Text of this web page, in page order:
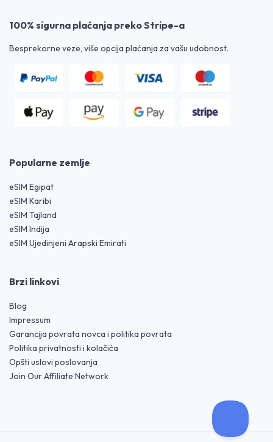
100% sigurna plaćanja preko Stripe-a
Besprekorne veze, više opcija plaćanja za vašu udobnost.
Popularne zemlje
eSIM Egipat
eSIM Karibi
eSIM Tajland
eSIM Indija
eSIM Ujedinjeni Arapski Emirati
Brzi linkovi
Blog
Impressum
Garancija povrata novca i politika povrata
Politika privatnosti i kolačića
Opšti uslovi poslovanja
Join Our Affiliate Network